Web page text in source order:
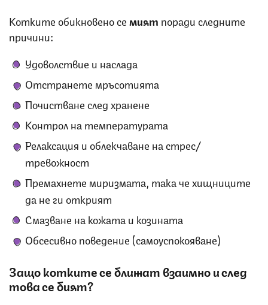
Котките обикновено семият поради следните
причини:
Удоволствие и наслада
Отстранете мръсотията
Почистване след хранене
Контрол на температурата
Релаксация и облекчаване на стрес/
тревожност
Премахнете миризмата, така че хищниците
да не ги открият
Смазване на кожата и козината
Обсесивно поведение (самоуспокояване)
Защо котките се ближат взаимно и след
това се бият?